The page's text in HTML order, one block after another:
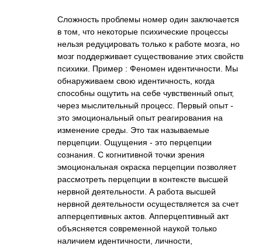
Сложность проблемы номер один заключается
в том, что некоторые психические процессы
нельзя редуцировать только к работе мозга, но
мозг поддерживает существование этих свойств
психики. Пример : Феномен идентичности. Мы
обнаруживаем свою идентичность, когда
способны ощутить на себе чувственный опыт,
через мыслительный процесс. Первый опыт -
это эмоциональный опыт реагирования на
изменение среды. Это так называемые
перцепции. Ощущения - это перцепции
сознания. С когнитивной точки зрения
эмоциональная окраска перцепции позволяет
рассмотреть перцепции в контексте высшей
нервной деятельности. А работа высшей
нервной деятельности осуществляется за счет
апперцептивных актов. Апперцептивный акт
объясняется современной наукой только
наличием идентичности, личности,